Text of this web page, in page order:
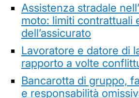
Assistenza stradale
moto: limiti contrattuali
dell’assicurato
Lavoratore e datore di
rapporto a volte
Bancarotta di gruppo,
e responsabilità